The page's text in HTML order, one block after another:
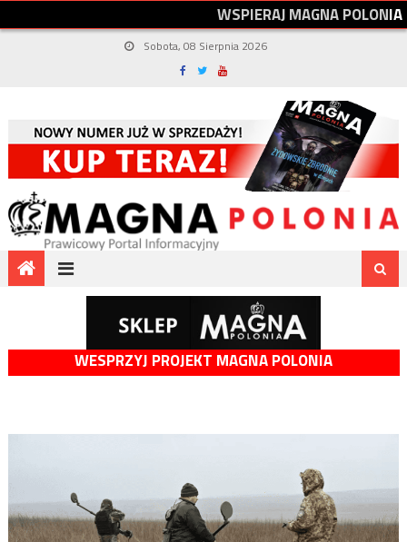
WSPIERAJMAGNAPOLONIA
Sobota, 08 Sierpnia 2026
WESPRZYJ PROJEKT MAGNA POLONIA